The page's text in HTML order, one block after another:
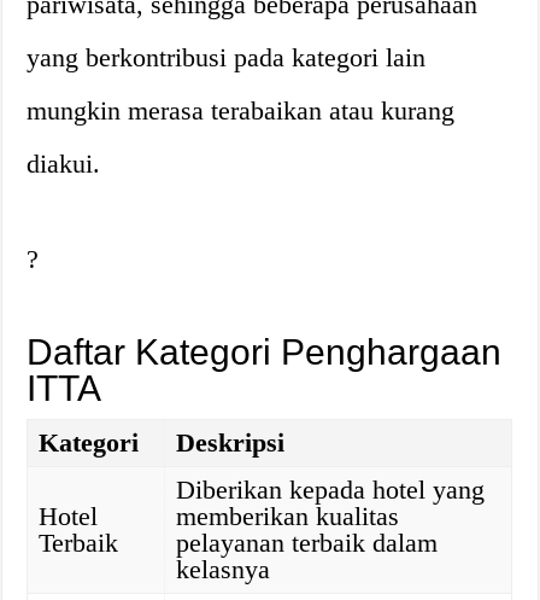
yang berkontribusi pada kategori lain
mungkin merasa terabaikan atau kurang
diakui.
?
Daftar Kategori Penghargaan
ITTA
Kategori Deskripsi
Hotel
Terbaik
Diberikan kepada hotel yang
memberikan kualitas
pelayanan terbaik dalam
kelasnya